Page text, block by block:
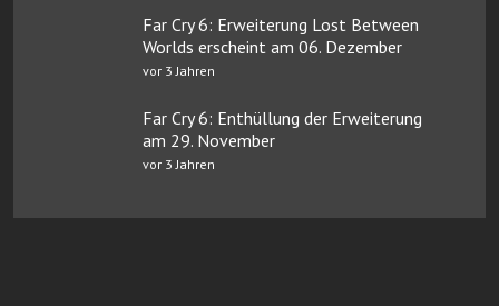
Far Cry 6: Erweiterung Lost Between
Worlds erscheint am 06. Dezember
vor 3 Jahren
Far Cry 6: Enthüllung der Erweiterung
am 29. November
vor 3 Jahren